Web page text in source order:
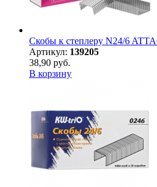
Скобы к степлеру N24/6
Артикул: 139205
38,90 руб.
В корзину